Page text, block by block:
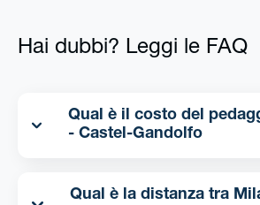
Hai dubbi? Leggi le FAQ
Qual è il costo del pedaggio
- Castel-Gandolfo
Qual è la distanza tra Milano - Castel-